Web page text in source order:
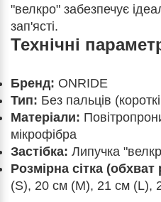
"велкро" забезпечує
зап'ясті.
Технічні
Бренд: ONRIDE
Тип: Без пальців
Матеріали:
мікрофібра
Застібка: Липучка
Розмірна сітка (обхват
(S), 20 см (M), 21 см (L),